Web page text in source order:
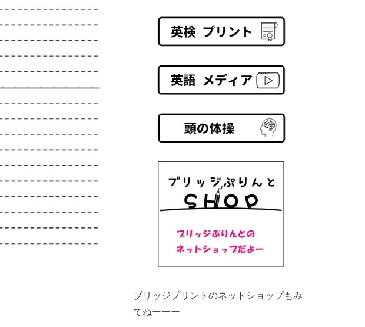
ブリッジプリントのネットショップもみ
てねーーー